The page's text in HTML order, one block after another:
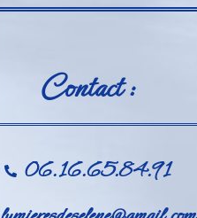
Contact :
06.16.65.84.91